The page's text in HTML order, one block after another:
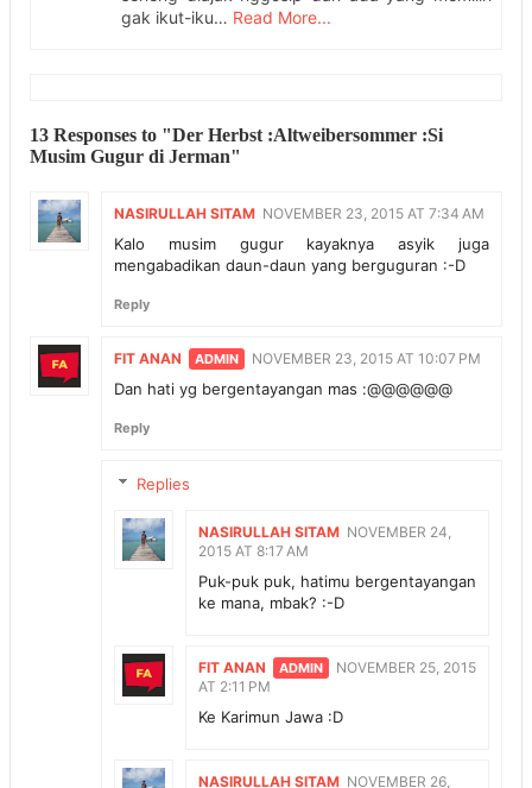
gak ikut-iku… Read More...
13 Responses to "Der Herbst :Altweibersommer :Si
Musim Gugur di Jerman"
NASIRULLAH SITAM NOVEMBER 23, 2015 AT 7:34 AM
Kalo musim gugur kayaknya asyik juga
mengabadikan daun-daun yang berguguran :-D
Reply
FIT ANAN NOVEMBER 23, 2015 AT 10:07 PM
Dan hati yg bergentayangan mas :@@@@@@
Reply
Replies
NASIRULLAH SITAM NOVEMBER 24,
2015 AT 8:17 AM
Puk-puk puk, hatimu bergentayangan
ke mana, mbak? :-D
FIT ANAN
NOVEMBER 25, 2015
AT 2:11 PM
Ke Karimun Jawa :D
NASIRULLAH SITAM NOVEMBER 26,